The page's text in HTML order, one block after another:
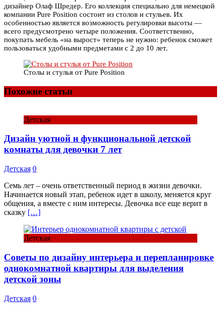
дизайнер Олаф Шредер. Его коллекция специально для немецкой
компании Pure Position состоит из столов и стульев. Их
особенностью является возможность регулировки высоты —
всего предусмотрено четыре положения. Соответственно,
покупать мебель «на вырост» теперь не нужно: ребенок сможет
пользоваться удобными предметами с 2 до 10 лет.
Столы и стулья от Pure Position
Похожие статьи
Детская
Дизайн уютной и функциональной детской
комнаты для девочки 7 лет
Детская 0
Семь лет – очень ответственный период в жизни девочки.
Начинается новый этап, ребенок идет в школу, меняется круг
общения, а вместе с ним интересы. Девочка все еще верит в
сказку […]
Детская
Советы по дизайну интерьера и перепланировке
однокомнатной квартиры для выделения
детской зоны
Детская 0